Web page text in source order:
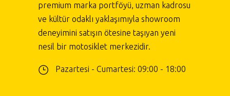
premium marka portföyü, uzman kadrosu
ve kültür odaklı yaklaşımıyla showroom
deneyimini satışın ötesine taşıyan yeni
nesil bir motosiklet merkezidir.
Pazartesi - Cumartesi: 09:00 - 18:00